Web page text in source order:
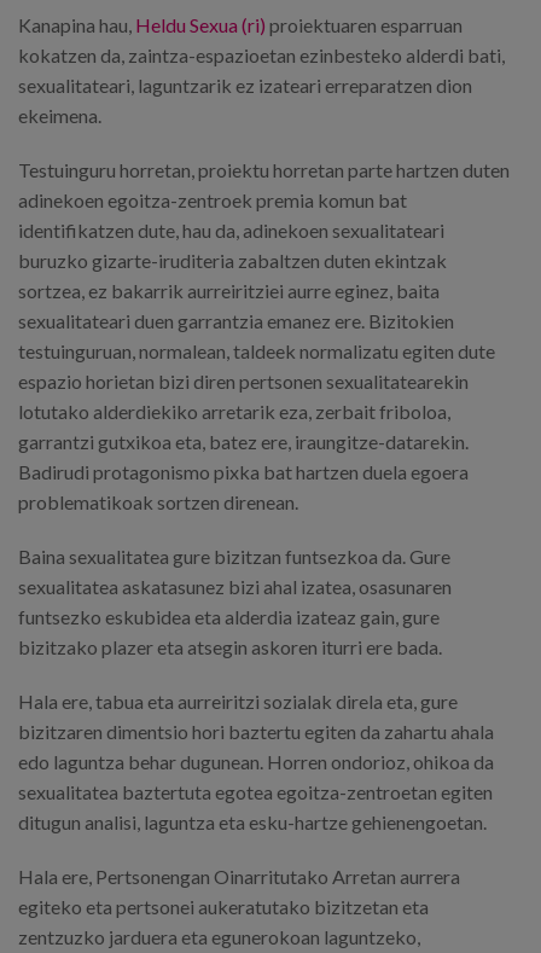
Kanapina hau, Heldu Sexua (ri) proiektuaren esparruan
kokatzen da, zaintza-espazioetan ezinbesteko alderdi bati,
sexualitateari, laguntzarik ez izateari erreparatzen dion
ekeimena.
Testuinguru horretan, proiektu horretan parte hartzen duten
adinekoen egoitza-zentroek premia komun bat
identifikatzen dute, hau da, adinekoen sexualitateari
buruzko gizarte-iruditeria zabaltzen duten ekintzak
sortzea, ez bakarrik aurreiritziei aurre eginez, baita
sexualitateari duen garrantzia emanez ere. Bizitokien
testuinguruan, normalean, taldeek normalizatu egiten dute
espazio horietan bizi diren pertsonen sexualitatearekin
lotutako alderdiekiko arretarik eza, zerbait friboloa,
garrantzi gutxikoa eta, batez ere, iraungitze-datarekin.
Badirudi protagonismo pixka bat hartzen duela egoera
problematikoak sortzen direnean.
Baina sexualitatea gure bizitzan funtsezkoa da. Gure
sexualitatea askatasunez bizi ahal izatea, osasunaren
funtsezko eskubidea eta alderdia izateaz gain, gure
bizitzako plazer eta atsegin askoren iturri ere bada.
Hala ere, tabua eta aurreiritzi sozialak direla eta, gure
bizitzaren dimentsio hori baztertu egiten da zahartu ahala
edo laguntza behar dugunean. Horren ondorioz, ohikoa da
sexualitatea baztertuta egotea egoitza-zentroetan egiten
ditugun analisi, laguntza eta esku-hartze gehienengoetan.
Hala ere, Pertsonengan Oinarritutako Arretan aurrera
egiteko eta pertsonei aukeratutako bizitzetan eta
zentzuzko jarduera eta egunerokoan laguntzeko,